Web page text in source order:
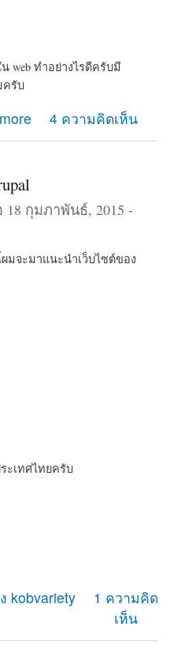
web ทำอย่างไรดีครับมี
ครับ
4 ความคิดเห็น
18 กุมภาพันธ์, 2015 -
จะมาแนะนำเว็บไซต์ของ
ะเทศไทยครับ
kobvariety
1 ความคิด
เห็น